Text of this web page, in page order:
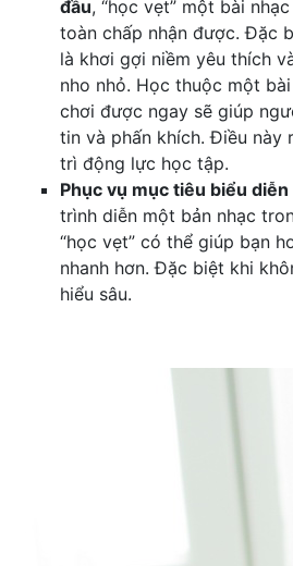
đầu, “học vẹt” một bài
toàn chấp nhận được. Đặc
là khơi gợi niềm yêu thích
nho nhỏ. Học thuộc một
chơi được ngay sẽ giúp
tin và phấn khích. Điều này
trì động lực học tập.
Phục vụ mục tiêu biểu diễn
trình diễn một bản nhạc
“học vẹt” có thể giúp bạn
nhanh hơn. Đặc biệt khi
hiểu sâu.